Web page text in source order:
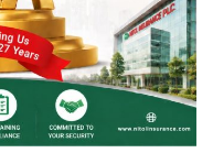
পেলেন লায়ন গনি
নির্বাহী কমিটির
আনোয়ারুল হক